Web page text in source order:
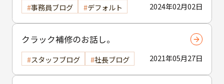
2024年02月02日
事務員ブログ
デフォルト
クラック補修のお話し。
2021年05月27日
スタッフブログ 社長ブログ